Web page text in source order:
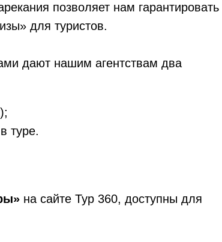
позволяет нам гарантировать
для туристов.
дают нашим агентствам два
туре.
на сайте Тур 360, доступны для